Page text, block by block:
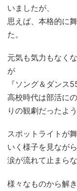
いましたが、
思えば、本格的に
た。
元気も気力もなく
が
『ソング＆ダンス
高校時代は部活に
りの観劇だったよ
スポットライトが
いく様子を見ながら
涙が流れて止まら
様々なものから解